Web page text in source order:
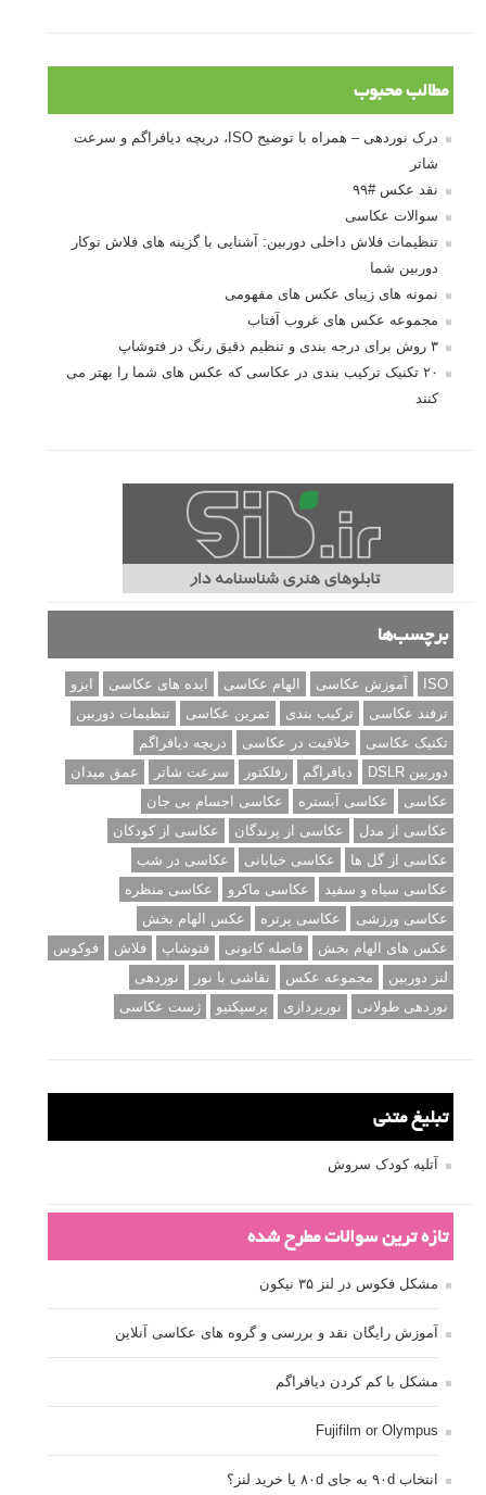
مطالب محبوب
درک نوردهی – همراه با توضیح ISO، دریچه دیافراگم و سرعت
شاتر
نقد عکس #۹۹
سوالات عکاسی
تنظیمات فلاش داخلی دوربین: آشنایی با گزینه های فلاش توکار
دوربین شما
نمونه های زیبای عکس های مفهومی
مجموعه عکس های غروب آفتاب
۳ روش برای درجه بندی و تنظیم دقیق رنگ در فتوشاپ
۲۰ تکنیک ترکیب بندی در عکاسی که عکس های شما را بهتر می
کنند
برچسب‌ها
ISO آموزش عکاسی الهام عکاسی ایده های عکاسی
ایزو
ترفند عکاسی
ترکیب بندی تمرین عکاسی
تنظیمات دوربین
تکنیک عکاسی
خلاقیت در عکاسی
دریچه دیافراگم
دوربین DSLR
دیافراگم رفلکتور سرعت شاتر
عمق میدان
عکاسی
عکاسی آبستره
عکاسی اجسام بی جان
عکاسی از مدل
عکاسی از پرندگان
عکاسی از کودکان
عکاسی از گل ها
عکاسی خیابانی
عکاسی در شب
عکاسی سیاه و سفید
عکاسی ماکرو
عکاسی منظره
عکاسی ورزشی
عکاسی پرتره
عکس الهام بخش
عکس های الهام بخش
فاصله کانونی فتوشاپ فلاش
فوکوس
لنز دوربین
مجموعه عکس نقاشی با نور
نوردهی
نوردهی طولانی
نورپردازی پرسپکتیو ژست عکاسی
تبلیغ متنی
آتلیه کودک سروش
تازه ترین سوالات مطرح شده
مشکل فکوس در لنز ۳۵ نیکون
آموزش رایگان نقد و بررسی و گروه های عکاسی آنلاین
مشکل با کم کردن دیافراگم
Fujifilm or Olympus
انتخاب ۹۰d به جای ۸۰d یا خرید لنز؟